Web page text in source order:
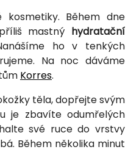
Během dne
mastný hydratační
ho v tenkých
Na noc dáváme
Korres.
těla, dopřejte svým
je zbavíte odumřelých
své ruce do vrstvy
Během několika minut